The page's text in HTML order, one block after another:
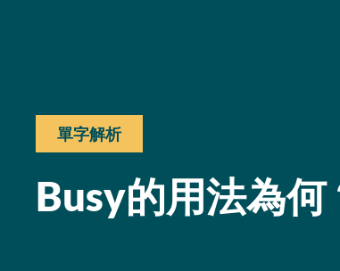
單字解析
Busy的用法為何